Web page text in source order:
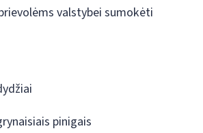
valstybei sumokėti
pinigais